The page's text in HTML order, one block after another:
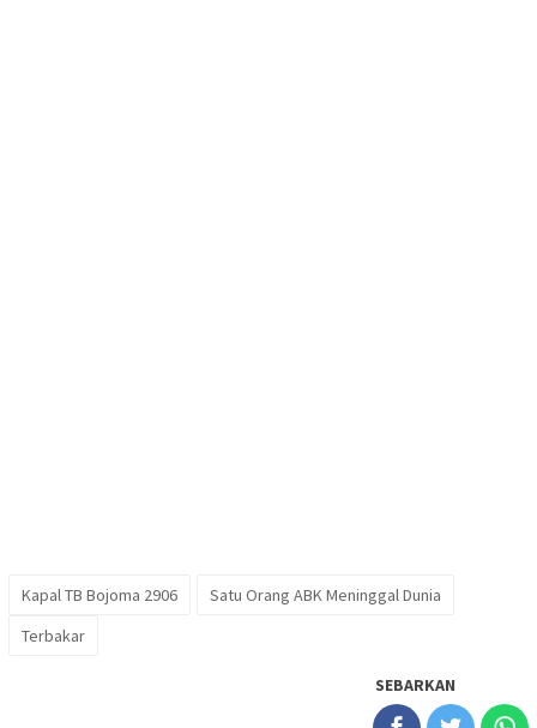
Kapal TB Bojoma 2906
Satu Orang ABK Meninggal Dunia
Terbakar
SEBARKAN